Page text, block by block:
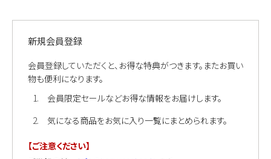
新規会員登録
会員登録していただくと、お得な特典がつきます。またお買い
物も便利になります。
会員限定セールなどお得な情報をお届けします。
気になる商品をお気に入り一覧にまとめられます。
【ご注意ください】